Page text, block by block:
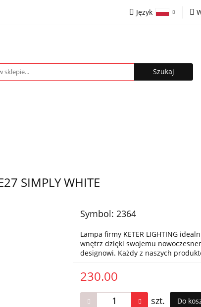
Język
Plafony
SIMPLY WHITE
Symbol: 2364
Lampa firmy KETER LIGHTING
wnętrz dzięki swojemu
designowi. Każdy z naszych
230.00
szt. Do